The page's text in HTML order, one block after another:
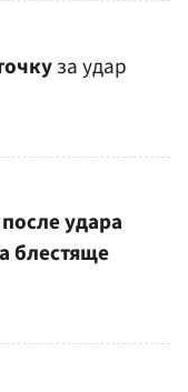
за удар
удара
блестяще